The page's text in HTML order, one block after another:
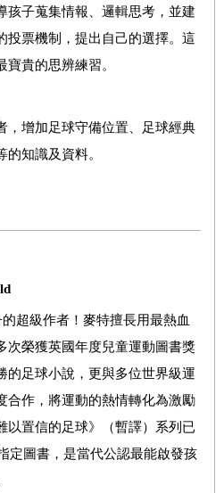
孩子蒐集情報、邏輯思考，並建
投票機制，提出自己的選擇。這
貴的思辨練習。
，增加足球守備位置、足球經典
知識及資料。
超級作者！麥特擅長用最熱血
次榮獲英國年度兒童運動圖書獎
的足球小說，更與多位世界級運
合作，將運動的熱情轉化為激勵
以置信的足球》（暫譯）系列已
定圖書，是當代公認最能啟發孩